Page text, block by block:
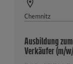
Chemnitz
Ausbildung zum
Verkäufer (m/